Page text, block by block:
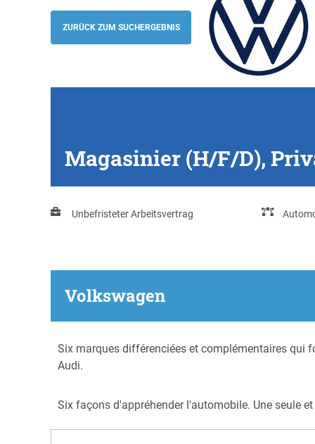
Magasinier (H/F/D), Privas
Volkswagen
ZURÜCK ZUM SUCHERGEBNIS
Magasinier (H/F/D),
Unbefristeter Arbeitsvertrag
Volkswagen
Six marques différenciées et complémentaires qui
Audi.
Six façons d'appréhender l'automobile. Une seule